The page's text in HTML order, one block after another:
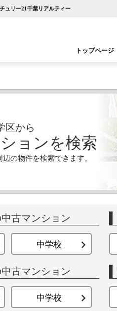
ュリー21千葉リアルティー
トップページ
区から
ョンを検索
の物件を検索できます。
古マンション
中学校
古マンション
中学校